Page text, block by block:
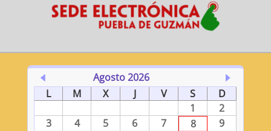
Agosto 2026
L
M X J V S
D
1
2
3
4 5 6 7 8
9